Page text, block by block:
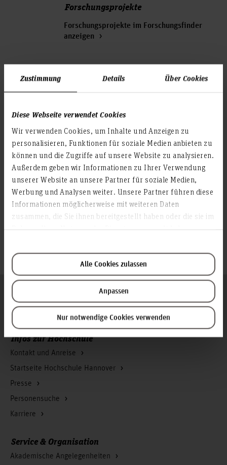
Zustimmung Details Über Cookies
Diese Webseite verwendet Cookies
Wir verwenden Cookies, um Inhalte und Anzeigen zu
personalisieren, Funktionen für soziale Medien anbieten zu
können und die Zugriffe auf unsere Website zu analysieren.
Außerdem geben wir Informationen zu Ihrer Verwendung
unserer Website an unsere Partner für soziale Medien,
Werbung und Analysen weiter. Unsere Partner führen diese
Informationen möglicherweise mit weiteren Daten
zusammen, die Sie ihnen bereitgestellt haben oder die sie im
Alle Cookies zulassen
Anpassen
Nur notwendige Cookies verwenden
Forschungsprojekte
Forschungsprojekte im Forschungsfinder
anzeigen
Aktivitäten
Trust@HsH
Veröffentlichungen
hier
Infos zur Hochschule
Kontakt und Anreise
Startseite Hochschule Hannover
Presse
Personensuche
Karriere
Folgen Sie uns
Service & Organisation
Akademische Angelegenheiten